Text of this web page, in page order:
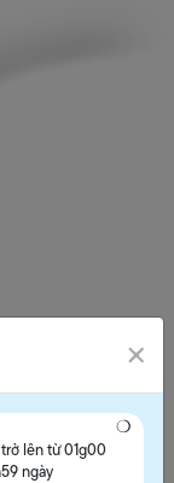
38
lên từ 01g00
ngày